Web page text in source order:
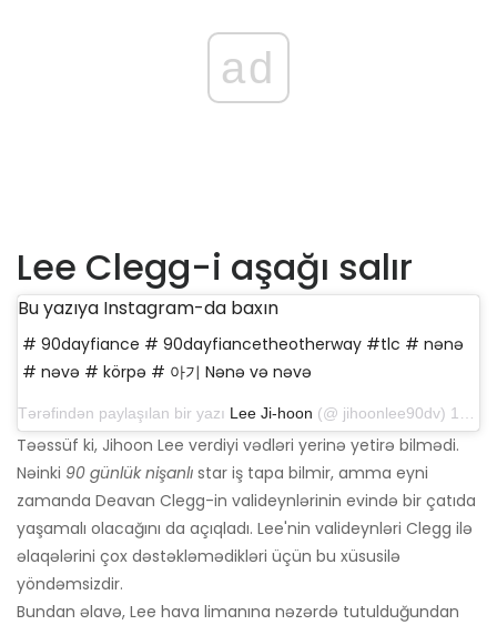
ad
Lee Clegg-i aşağı salır
Bu yazıya Instagram-da baxın
# 90dayfiance # 90dayfiancetheotherway #tlc # nənə
# nəvə # körpə # 아기 Nənə və nəvə
Tərəfindən paylaşılan bir yazı Lee Ji-hoon (@ jihoonlee90dv) 16 sentyabr 2019-cu il, saat 17: 48-də PDT
Təəssüf ki, Jihoon Lee verdiyi vədləri yerinə yetirə bilmədi.
Nəinki 90 günlük nişanlı star iş tapa bilmir, amma eyni
zamanda Deavan Clegg-in valideynlərinin evində bir çatıda
yaşamalı olacağını da açıqladı. Lee'nin valideynləri Clegg ilə
əlaqələrini çox dəstəkləmədikləri üçün bu xüsusilə
yöndəmsizdir.
Bundan əlavə, Lee hava limanına nəzərdə tutulduğundan